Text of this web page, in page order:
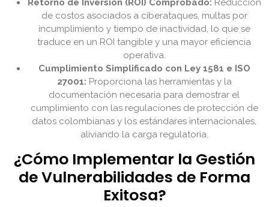
Retorno de Inversión (ROI) Comprobado: Reducción
de costos asociados a ciberataques, multas por
incumplimiento y tiempo de inactividad, lo que se
traduce en un ROI tangible y una mayor eficiencia
operativa.
Cumplimiento Simplificado con Ley 1581 e ISO
27001: Proporciona las herramientas y la
documentación necesaria para demostrar el
cumplimiento con las regulaciones de protección de
datos colombianas y los estándares internacionales,
aliviando la carga regulatoria.
¿Cómo Implementar la Gestión
de Vulnerabilidades de Forma
Exitosa?